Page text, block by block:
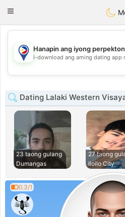
Toggle
💖
💕
Hanapin ang iyong
I-download ang aming dating app
Dating Lalaki Western
23 taong gulang
Dumangas
27 taong
Iloilo City
0.3/1